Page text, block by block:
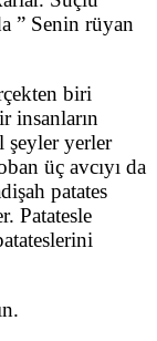
” Senin rüyan
biri
insanların
şeyler yerler
üç avcıyı da
patates
Patatesle